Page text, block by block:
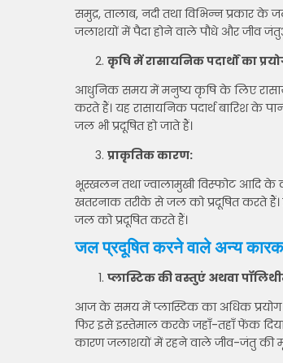
समुद्र, तालाब, नदी तथा विभिन्न
जलाशयों में पैदा होने वाले पौधे और जीव
कृषि में रासायनिक पदार्थों का
आधुनिक समय में मनुष्य कृषि के लिए
करते हैं। यह रासायनिक पदार्थ बारिश के
जल भी प्रदूषित हो जाते हैं।
प्राकृतिक कारण:
भूस्खलन तथा ज्वालामुखी विस्फोट आदि के
खतरनाक तरीके से जल को प्रदूषित करते
जल को प्रदूषित करते हैं।
जल प्रदूषित करने वाले अन्य
प्लास्टिक की वस्तुएं अथवा
आज के समय में प्लास्टिक का अधिक प्रयोग
फिर इसे इस्तेमाल करके जहाँ-तहाँ फेंक
कारण जलाशयों में रहने वाले जीव-जंतु की